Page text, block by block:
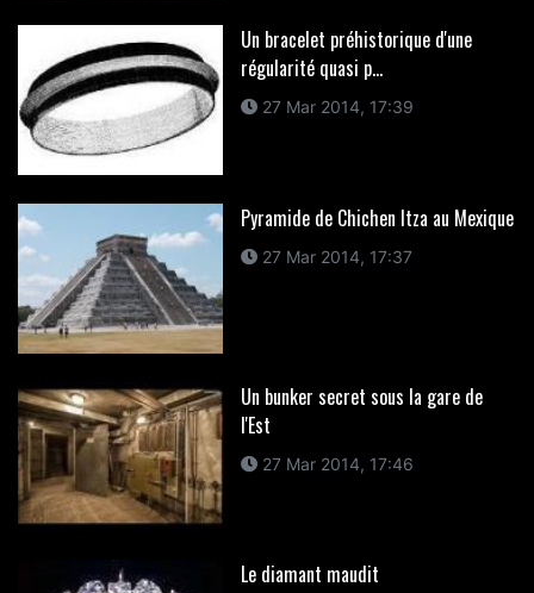
Un bracelet préhistorique d'une
régularité quasi p...
27 Mar 2014, 17:39
Pyramide de Chichen Itza au Mexique
27 Mar 2014, 17:37
Un bunker secret sous la gare de
l'Est
27 Mar 2014, 17:46
Le diamant maudit